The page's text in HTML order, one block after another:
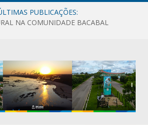
PUBLICAÇÕES:
NA COMUNIDADE BACABAL